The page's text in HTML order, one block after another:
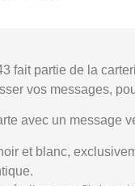
fait partie de la
vos messages,
avec un message
et blanc,